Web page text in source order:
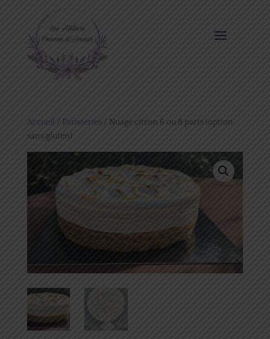
Accueil / Patisseries/ Nuage citron 6 ou 8 parts (option
sans gluten)